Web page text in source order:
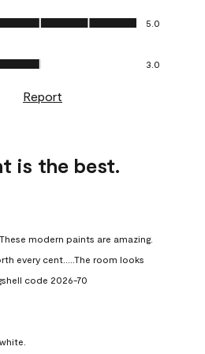
of 5
5.0
of 5
3.0
Report
is the best.
modern paints are amazing.
every cent.....The room looks
code 2026-70